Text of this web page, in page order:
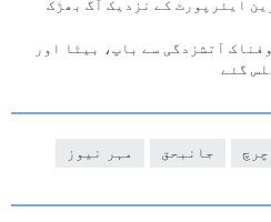
ایئرپورٹ کے نزدیک آگ بھڑک
آتشزدگی سے باپ، بیٹا اور
چرچ جانبحق مہر نیوز